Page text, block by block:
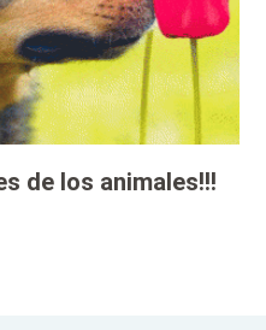
de los animales!!!